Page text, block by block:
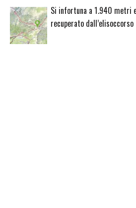
Si infortuna a 1.940 metri
recuperato dall’elisoccorso